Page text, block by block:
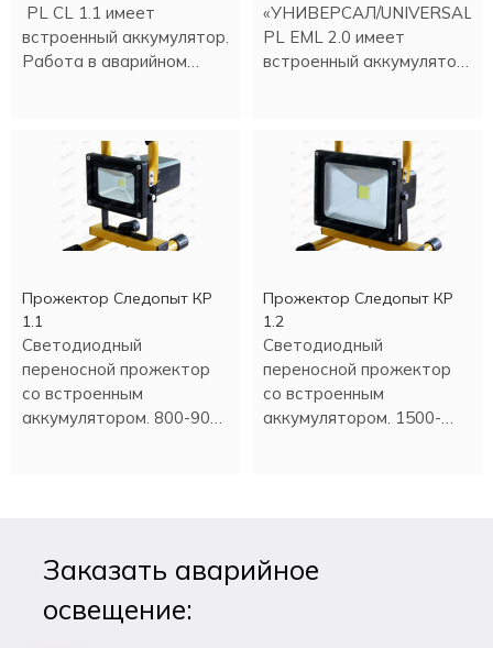
PL CL 1.1 имеет
встроенный аккумулятор.
Работа в аварийном
«УНИВЕРСАЛ/UNIVERSAL»
PL EML 2.0 имеет
встроенный аккумулятор.
Прожектор Следопыт КР
1.1
Светодиодный
переносной прожектор
со встроенным
аккумулятором. 800-900
Прожектор Следопыт КР
1.2
Светодиодный
переносной прожектор
со встроенным
аккумулятором. 1500-
Заказать аварийное
освещение: